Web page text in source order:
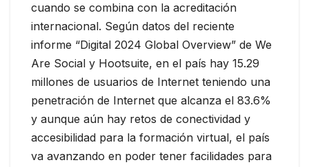
cuando se combina con la acreditación
internacional. Según datos del reciente
informe “Digital 2024 Global Overview” de We
Are Social y Hootsuite, en el país hay 15.29
millones de usuarios de Internet teniendo una
penetración de Internet que alcanza el 83.6%
y aunque aún hay retos de conectividad y
accesibilidad para la formación virtual, el país
va avanzando en poder tener facilidades para